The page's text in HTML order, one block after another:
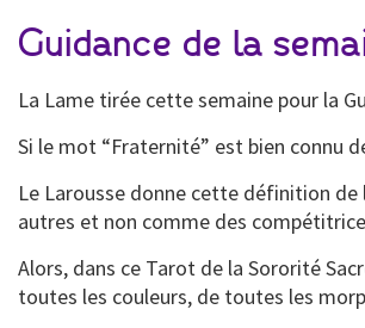
Guidance de la
La Lame tirée cette semaine pour la
Si le mot “Fraternité” est bien connu
Le Larousse donne cette définition
autres et non comme des
Alors, dans ce Tarot de la Sororité
toutes les couleurs, de toutes les